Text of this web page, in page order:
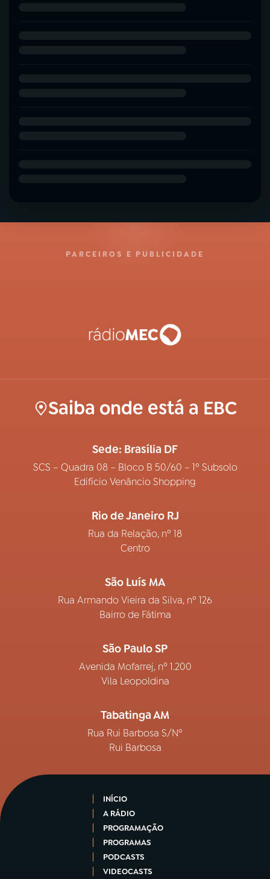
PARCEIROS E PUBLICIDADE
Saiba onde está a EBC
Sede: Brasília DF
SCS – Quadra 08 – Bloco B 50/60 – 1º Subsolo
Edifício Venâncio Shopping
Rio de Janeiro RJ
Rua da Relação, nº 18
Centro
São Luís MA
Rua Armando Vieira da Silva, nº 126
Bairro de Fátima
São Paulo SP
Avenida Mofarrej, nº 1.200
Vila Leopoldina
Tabatinga AM
Rua Rui Barbosa S/Nº
Rui Barbosa
INÍCIO
A RÁDIO
PROGRAMAÇÃO
PROGRAMAS
PODCASTS
VIDEOCASTS